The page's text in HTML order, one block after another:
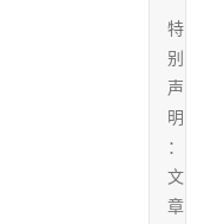
特
别
声
明
：
文
章